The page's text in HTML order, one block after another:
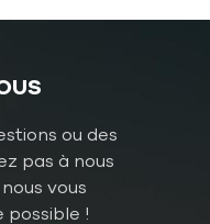
°F)
TCU
°F)
ou des
pas à nous
vous
possible !